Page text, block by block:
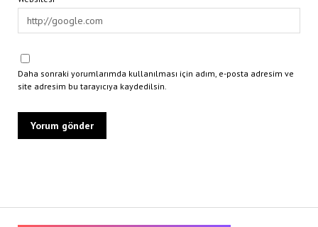
Daha sonraki yorumlarımda kullanılması için adım, e-posta adresim ve
site adresim bu tarayıcıya kaydedilsin.